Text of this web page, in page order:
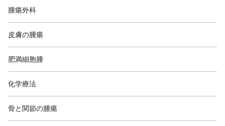
腫瘍外科
皮膚の腫瘍
肥満細胞腫
化学療法
骨と関節の腫瘍